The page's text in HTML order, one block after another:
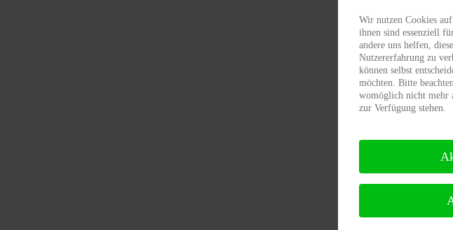
Wir nutzen Cookies
ihnen sind essenziell
andere uns helfen,
Nutzererfahrung zu
können selbst
möchten. Bitte
womöglich nicht mehr
zur Verfügung stehen.